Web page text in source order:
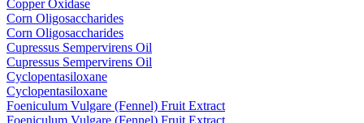
Copper Oxidase
Corn Oligosaccharides
Corn Oligosaccharides
Cupressus Sempervirens Oil
Cupressus Sempervirens Oil
Cyclopentasiloxane
Cyclopentasiloxane
Foeniculum Vulgare (Fennel) Fruit Extract
Foeniculum Vulgare (Fennel) Fruit Extract